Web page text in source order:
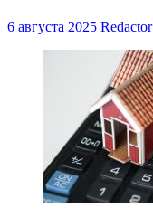
6 августа 2025 Redactor